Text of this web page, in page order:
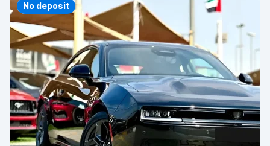
Priority
No deposit